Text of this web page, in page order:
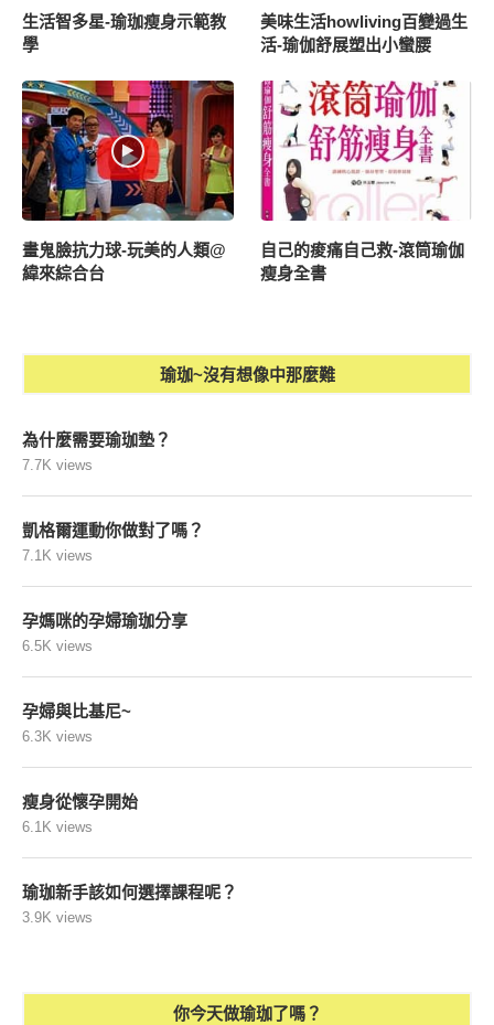
生活智多星-瑜珈瘦身示範教
學
美味生活howliving百變過生
活-瑜伽舒展塑出小蠻腰
畫鬼臉抗力球-玩美的人類@
緯來綜合台
自己的痠痛自己救-滾筒瑜伽
瘦身全書
瑜珈~沒有想像中那麼難
為什麼需要瑜珈墊？
7.7K views
凱格爾運動你做對了嗎？
7.1K views
孕媽咪的孕婦瑜珈分享
6.5K views
孕婦與比基尼~
6.3K views
瘦身從懷孕開始
6.1K views
瑜珈新手該如何選擇課程呢？
3.9K views
你今天做瑜珈了嗎？